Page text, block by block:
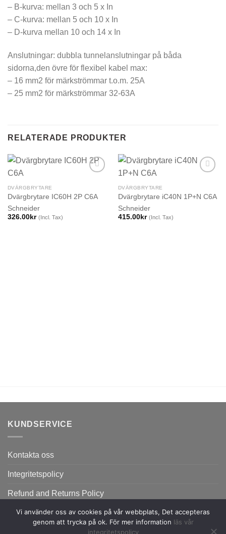
– B-kurva: mellan 3 och 5 x In
– C-kurva: mellan 5 och 10 x In
– D-kurva mellan 10 och 14 x In
Anslutningar: dubbla tunnelanslutningar på båda
sidorna,den övre för flexibel kabel max:
– 16 mm2 för märkströmmar t.o.m. 25A
– 25 mm2 för märkströmmar 32-63A
RELATERADE PRODUKTER
DVÄRGBRYTARE
Dvärgbrytare IC60H 2P C6A
Schneider
326.00kr (Incl. Tax)
DVÄRGBRYTARE
Dvärgbrytare iC40N 1P+N C6A
Schneider
415.00kr (Incl. Tax)
KUNDSERVICE
Kontakta oss
Integritetspolicy
Refund and Returns Policy
Vi använder oss av cookies på vår webbplats, Det accepteras
genom att trycka på ok. För mer information läs vår
integritetspolicy